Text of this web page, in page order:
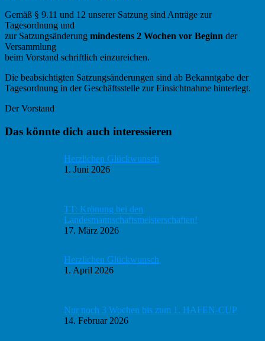
Gemäß § 9.11 und 12 unserer Satzung sind Anträge zur
Tagesordnung und
zur Satzungsänderung mindestens 2 Wochen vor Beginn der
Versammlung
beim Vorstand schriftlich einzureichen.
Die beabsichtigten Satzungsänderungen sind ab Bekanntgabe der
Tagesordnung in der Geschäftsstelle zur Einsichtnahme hinterlegt.
Der Vorstand
Haupt-
Das könnte dich auch interessieren
Herzlichen Glückwunsch
1. Juni 2026
TT: Krönung bei den
Landesmannschaftsmeisterschaften!
17. März 2026
Herzlichen Glückwunsch
1. April 2026
Nur noch 3 Wochen bis zum 1. HAFEN-CUP
14. Februar 2026